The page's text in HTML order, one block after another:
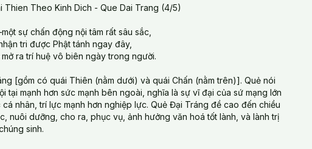
Thien Theo Kinh Dich - Que Dai Trang (4/5)
sự chấn động nội tâm rất sâu sắc,
tri được Phật tánh ngay đây,
ra trí huệ vô biên ngày trong người.
[gồm có quái Thiên (nằm dưới) và quái Chấn (nằm trên)]. Quẻ nói
tại mạnh hơn sức mạnh bên ngoài, nghĩa là sự vĩ đại của sứ mạng lớn
cá nhân, trí lực mạnh hơn nghiệp lực. Quẻ Đại Tráng đề cao đến chiều
nuôi dưỡng, cho ra, phục vụ, ảnh hưởng văn hoá tốt lành, và lành trị
sinh.
Quyết [gồm có quái Thiên (nằm dưới) và quái Đoài (nằm trên)].